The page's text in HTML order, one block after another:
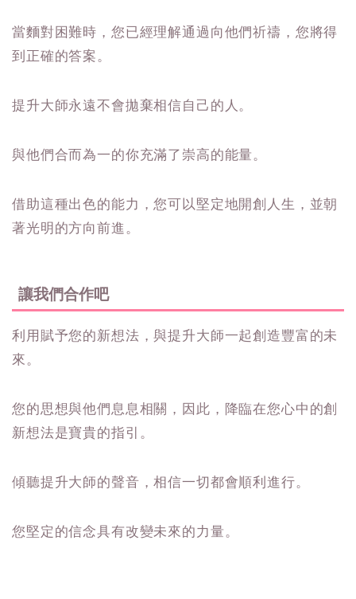
當麵對困難時，您已經理解通過向他們祈禱，您將得
到正確的答案。
提升大師永遠不會拋棄相信自己的人。
與他們合而為一的你充滿了崇高的能量。
借助這種出色的能力，您可以堅定地開創人生，並朝
著光明的方向前進。
讓我們合作吧
利用賦予您的新想法，與提升大師一起創造豐富的未
來。
您的思想與他們息息相關，因此，降臨在您心中的創
新想法是寶貴的指引。
傾聽提升大師的聲音，相信一切都會順利進行。
您堅定的信念具有改變未來的力量。